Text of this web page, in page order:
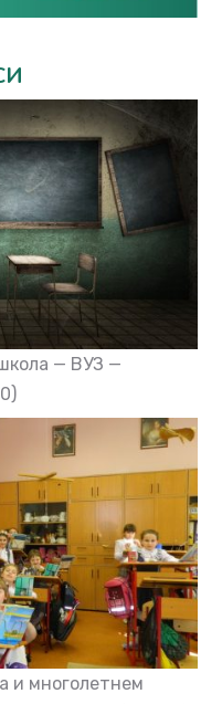
— ВУЗ —
и многолетнем